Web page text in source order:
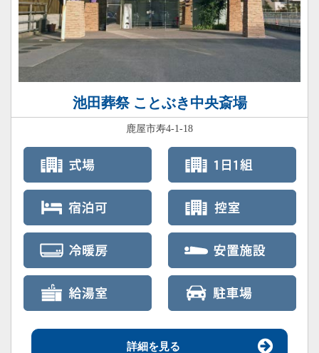
池田葬祭 ことぶき中央斎場
鹿屋市寿4-1-18
詳細を見る